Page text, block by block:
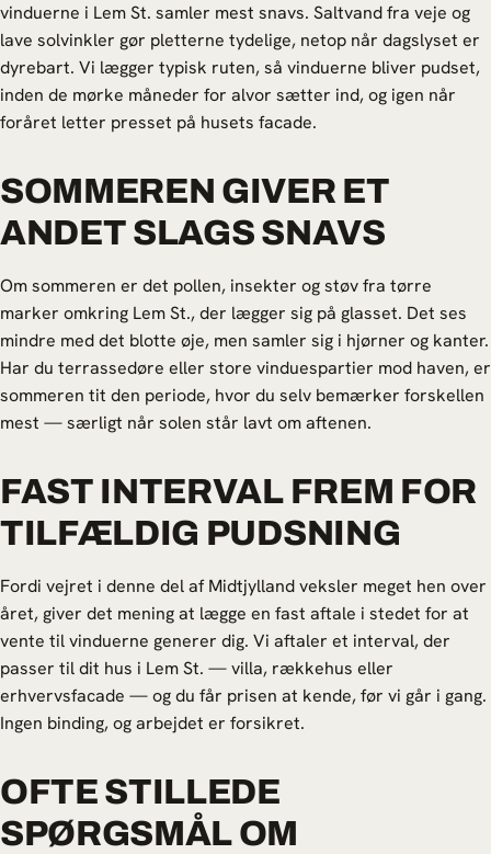
vinduerne i Lem St. samler mest snavs. Saltvand fra veje og
lave solvinkler gør pletterne tydelige, netop når dagslyset er
dyrebart. Vi lægger typisk ruten, så vinduerne bliver pudset,
inden de mørke måneder for alvor sætter ind, og igen når
foråret letter presset på husets facade.
SOMMEREN GIVER ET
ANDET SLAGS SNAVS
Om sommeren er det pollen, insekter og støv fra tørre
marker omkring Lem St., der lægger sig på glasset. Det ses
mindre med det blotte øje, men samler sig i hjørner og kanter.
Har du terrassedøre eller store vinduespartier mod haven, er
sommeren tit den periode, hvor du selv bemærker forskellen
mest — særligt når solen står lavt om aftenen.
FAST INTERVAL FREM FOR
TILFÆLDIG PUDSNING
Fordi vejret i denne del af Midtjylland veksler meget hen over
året, giver det mening at lægge en fast aftale i stedet for at
vente til vinduerne generer dig. Vi aftaler et interval, der
passer til dit hus i Lem St. — villa, rækkehus eller
erhvervsfacade — og du får prisen at kende, før vi går i gang.
Ingen binding, og arbejdet er forsikret.
OFTE STILLEDE
SPØRGSMÅL OM